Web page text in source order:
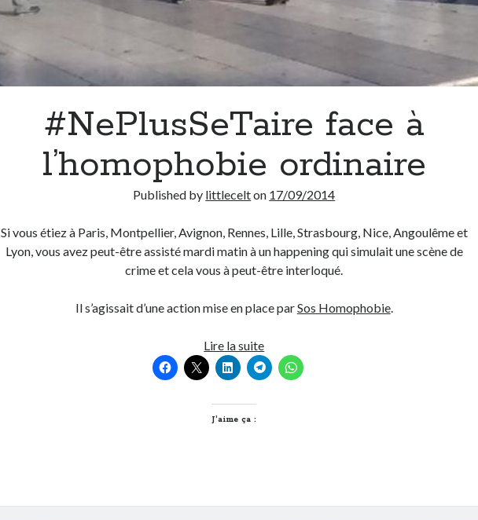
#NePlusSeTaire face à
l’homophobie ordinaire
Published by littlecelton 17/09/2014
Si vous étiez à Paris, Montpellier, Avignon, Rennes, Lille, Strasbourg, Nice, Angoulême et
Lyon, vous avez peut-être assisté mardi matin à un happening qui simulait une scène de
crime et cela vous à peut-être interloqué.
Il s’agissait d’une action mise en place parSos Homophobie.
Lire la suite#NePlusSeTaire
face
à
J’aime ça :